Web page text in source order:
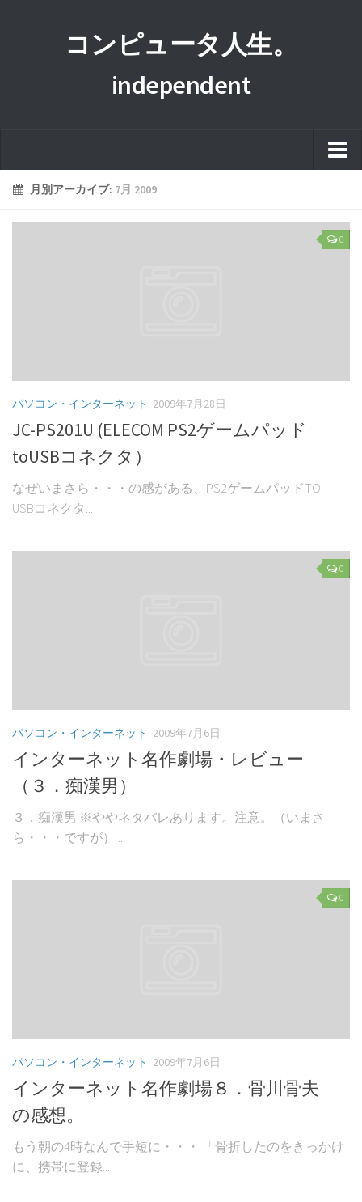
コンピュータ人生。
independent
ホーム
月別アーカイブ: 7月 2009
0
パソコン・インターネット 2009年7月28日
JC-PS201U (ELECOM PS2ゲームパッド
toUSBコネクタ）
なぜいまさら・・・の感がある、PS2ゲームパッドTO
USBコネクタ...
0
パソコン・インターネット 2009年7月6日
インターネット名作劇場・レビュー
（３．痴漢男）
３．痴漢男 ※ややネタバレあります。注意。（いまさ
ら・・・ですが） ...
0
パソコン・インターネット 2009年7月6日
インターネット名作劇場８．骨川骨夫
の感想。
もう朝の4時なんで手短に・・・ 「骨折したのをきっかけ
に、携帯に登録...